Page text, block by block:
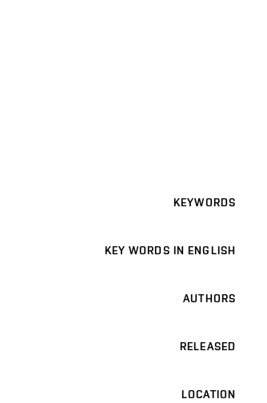
KEYWORDS
KEY WORDS IN ENGLISH
AUTHORS
RELEASED
LOCATION